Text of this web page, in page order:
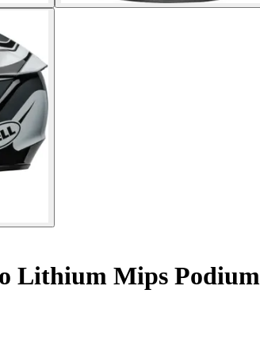
Lithium Mips Podium